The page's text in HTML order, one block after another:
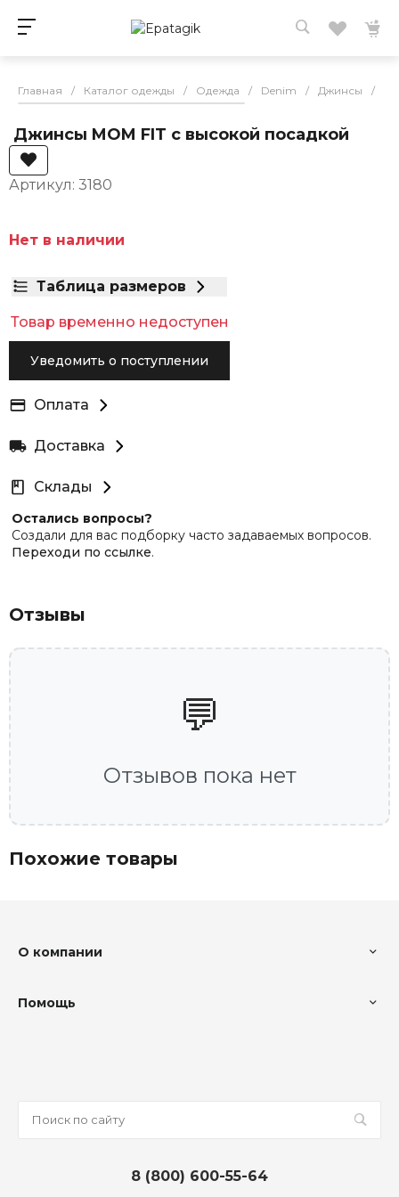
Главная / Каталог одежды / Одежда / Denim / Джинсы /
Джинсы MOM FIT с высокой посадкой
Артикул: 3180
Нет в наличии
Таблица размеров
Товар временно недоступен
Уведомить о поступлении
Оплата
Доставка
Склады
Остались вопросы?
Создали для вас подборку часто задаваемых вопросов.
Переходи по ссылке.
Отзывы
💬
Отзывов пока нет
Похожие товары
О компании
Помощь
8 (800) 600-55-64